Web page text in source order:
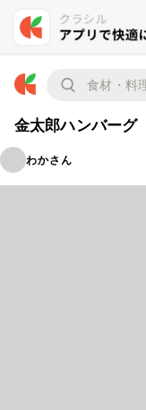
金太郎ハンバーグ
わかさん